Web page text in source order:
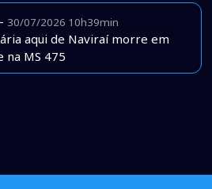
30/07/2026 10h39min
aqui de Naviraí morre em
na MS 475